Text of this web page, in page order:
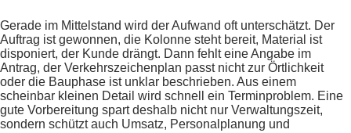
Gerade im Mittelstand wird der Aufwand oft unterschätzt. Der
Auftrag ist gewonnen, die Kolonne steht bereit, Material ist
disponiert, der Kunde drängt. Dann fehlt eine Angabe im
Antrag, der Verkehrszeichenplan passt nicht zur Örtlichkeit
oder die Bauphase ist unklar beschrieben. Aus einem
scheinbar kleinen Detail wird schnell ein Terminproblem. Eine
gute Vorbereitung spart deshalb nicht nur Verwaltungszeit,
sondern schützt auch Umsatz, Personalplanung und